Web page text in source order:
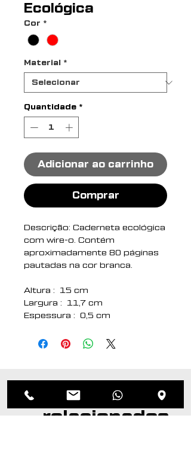
Ecológica
Cor *
Material *
Quantidade *
Adicionar ao carrinho
Comprar
Descrição: Caderneta ecológica
com wire-o. Contém
aproximadamente 80 páginas
pautadas na cor branca.
Altura : 15 cm
Largura : 11,7 cm
Espessura : 0,5 cm
gravação (CxL): 5,5 cm x 7,5
Produtos
relacionados